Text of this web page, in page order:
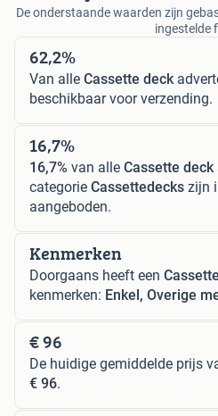
De onderstaande waarden zijn
ingestelde
62,2%
Van alle Cassette deck
beschikbaar voor verzending.
16,7%
16,7% van alle Cassette deck
categorie Cassettedecks zijn
aangeboden.
Kenmerken
Doorgaans heeft een
kenmerken: Enkel, Overige
€ 96
De huidige gemiddelde prijs
€ 96.